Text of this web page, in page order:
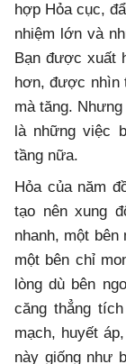
hợp Hỏa cục,
nhiệm lớn và
Bạn được xuất
hơn, được nhìn
mà tăng.
là những việc
tầng nữa.
Hỏa của năm
tạo nên xung
nhanh, một bên
một bên chỉ
lòng dù bên
căng thẳng
mạch, huyết
này giống như